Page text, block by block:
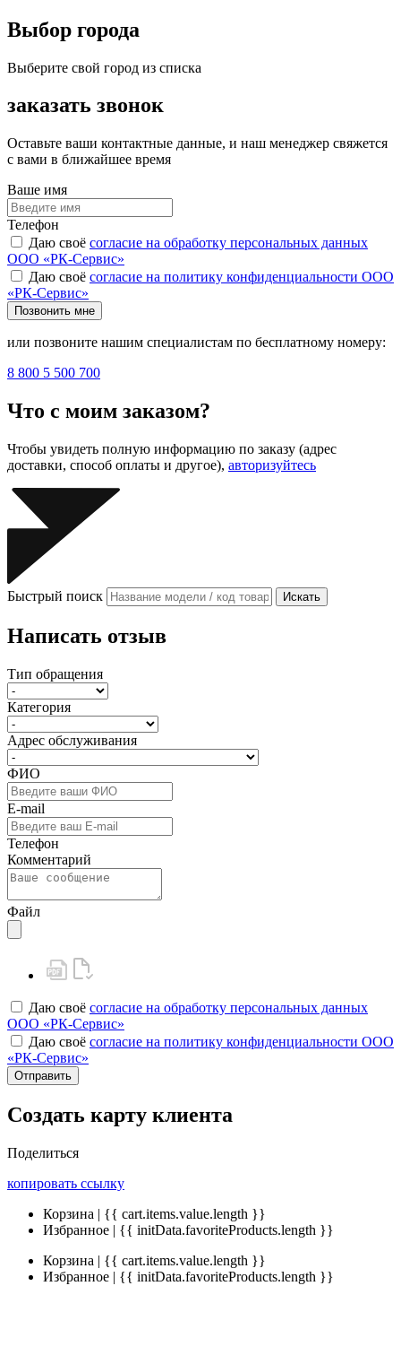
Выбор города
Выберите свой город из списка
заказать звонок
Оставьте ваши контактные данные, и наш менеджер свяжется
с вами в ближайшее время
Ваше имя
Телефон
Даю своё согласие на обработку персональных данных
ООО «РК-Сервис»
Даю своё согласие на политику конфиденциальности ООО
«РК-Сервис»
Позвонить мне
или позвоните нашим специалистам по бесплатному номеру:
8 800 5 500 700
Что с моим заказом?
Чтобы увидеть полную информацию по заказу (адрес
доставки, способ оплаты и другое), авторизуйтесь
Быстрый поиск Искать
Написать отзыв
Тип обращения
Категория
Адрес обслуживания
ФИО
E-mail
Телефон
Комментарий
Файл
Даю своё согласие на обработку персональных данных
ООО «РК-Сервис»
Даю своё согласие на политику конфиденциальности ООО
«РК-Сервис»
Отправить
Создать карту клиента
Поделиться
копировать ссылку
Корзина | {{ cart.items.value.length }}
Избранное | {{ initData.favoriteProducts.length }}
Корзина | {{ cart.items.value.length }}
Избранное | {{ initData.favoriteProducts.length }}